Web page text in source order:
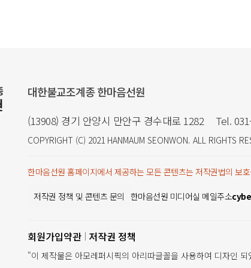
대한불교조계종 한마음선원
(13908) 경기 안양시 만안구 경수대로 1282 Tel.
COPYRIGHT (C) 2021 HANMAUM SEONWON. ALL RIGHTS
한마음선원 홈페이지에서 제공하는 모든 콘텐츠는 저작권법의 보
저작권 정책 및 콘텐츠 문의 한마음선원 미디어실 메일주소
회원가입약관 저작권 정책
"이 제작물은 아모레퍼시픽의 아리따글꼴을 사용하여 디자인 되